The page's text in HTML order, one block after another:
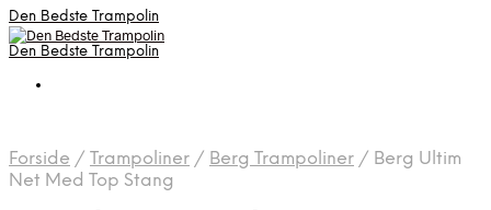
Den Bedste Trampolin
Den Bedste Trampolin
Forside / Trampoliner / Berg Trampoliner / Berg Ultim
Net Med Top Stang